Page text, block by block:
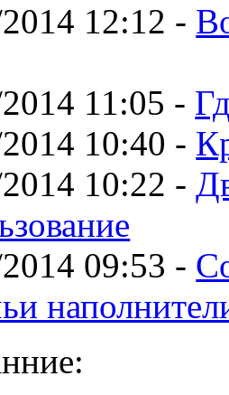
12:12 -
11:05 -
10:40 -
10:22 -
09:53 -